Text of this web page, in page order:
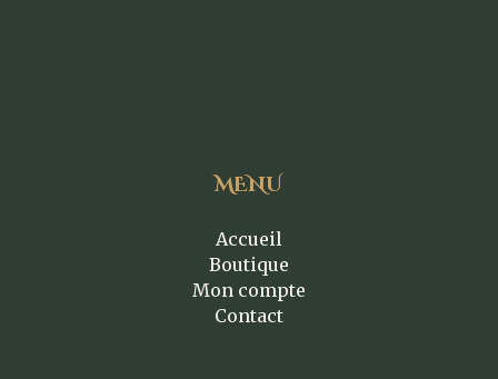
MENU
Accueil
Boutique
Mon compte
Contact